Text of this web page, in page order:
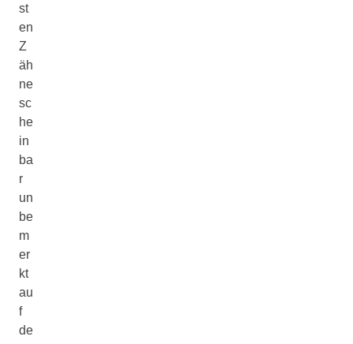
st
en
Z
äh
ne
sc
he
in
ba
r
un
be
m
er
kt
au
f
de